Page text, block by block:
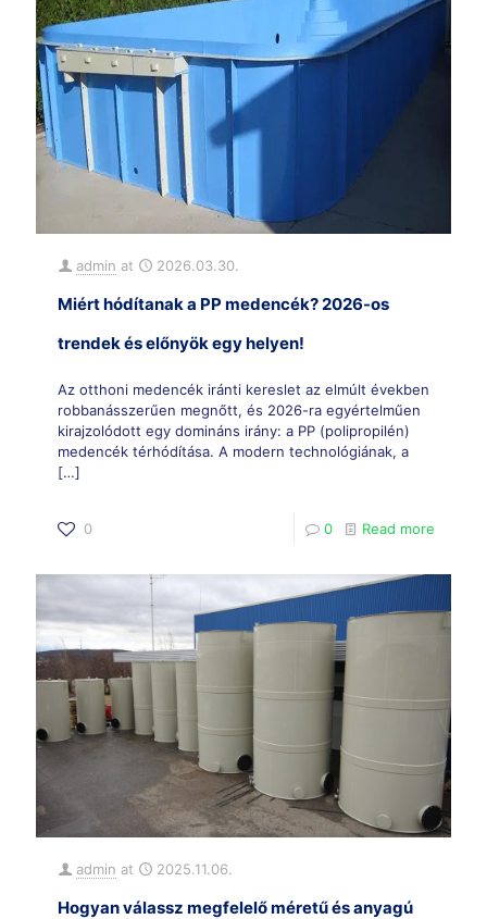
admin at 2026.03.30.
Miért hódítanak a PP medencék? 2026-os
trendek és előnyök egy helyen!
Az otthoni medencék iránti kereslet az elmúlt években
robbanásszerűen megnőtt, és 2026-ra egyértelműen
kirajzolódott egy domináns irány: a PP (polipropilén)
medencék térhódítása. A modern technológiának, a
[…]
0 0 Read more
admin at 2025.11.06.
Hogyan válassz megfelelő méretű és anyagú